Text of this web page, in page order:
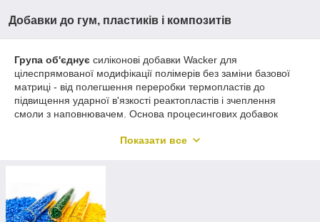
Добавки до гум, пластиків і композитів
Група об'єднує силіконові добавки Wacker для
цілеспрямованої модифікації полімерів без заміни базової
матриці - від полегшення переробки термопластів до
підвищення ударної в'язкості реактопластів і зчеплення
смоли з наповнювачем. Основа процесингових добавок
полідиметилсилоксан (ПДМС, CAS №63148-62-9); до групи
істотно менш схильні до міграції та випотівання (блюмінгу),
ніж стеарати та аміди жирних кислот.
Показати все